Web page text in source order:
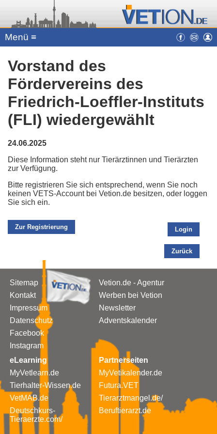
Menü ≡
Vorstand des
Fördervereins des
Friedrich-Loeffler-Instituts
(FLI) wiedergewählt
24.06.2025
Diese Information steht nur Tierärztinnen und Tierärzten
zur Verfügung.
Bitte registrieren Sie sich entsprechend, wenn Sie noch
keinen VETS-Account bei Vetion.de besitzen, oder loggen
Sie sich ein.
Zur Registrierung Login
Zurück
Sitemap
Kontakt
Impressum
Datenschutz
Facebook
Instagram
Vetion.de - Agentur
Werben bei Vetion
Newsletter
Adventskalender
eLearning
MyVetlearn.de
Tierhalter-Wissen.de
VetMAB.de
Deutschkurs-
Tieraerzte.com/
Partnerseiten
MyVetikalender.de
Futura.VET
Tierarztmangel.de/
Beruftierarzt.de